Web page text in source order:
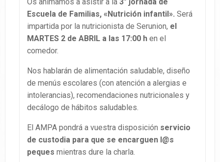
Escuela de Familias, «Nutrición infantil». Será
impartida por la nutricionista de Serunion, el
MARTES 2 de ABRIL a las 17:00 h en el
comedor.
Nos hablarán de alimentación saludable, diseño
de menús escolares (con atención a alergias e
intolerancias), recomendaciones nutricionales y
decálogo de hábitos saludables.
El AMPA pondrá a vuestra disposición servicio
de custodia para que se encarguen l@s
peques mientras dure la charla.